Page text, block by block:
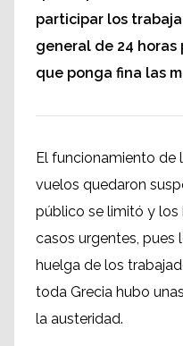
participar los
general de 24 horas
que ponga fina las
El funcionamiento de
vuelos quedaron
público se limitó y
casos urgentes, pues
huelga de los
toda Grecia hubo
la austeridad.